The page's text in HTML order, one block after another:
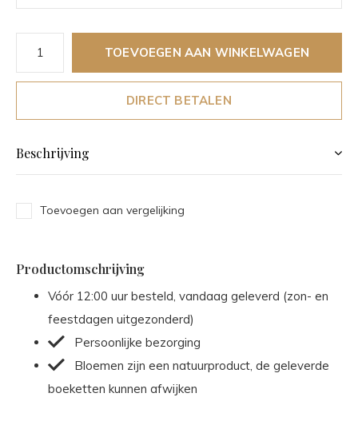
TOEVOEGEN AAN WINKELWAGEN
DIRECT BETALEN
Beschrijving
Toevoegen aan vergelijking
Productomschrijving
Vóór 12:00 uur besteld, vandaag geleverd (zon- en
feestdagen uitgezonderd)
Persoonlijke bezorging
Bloemen zijn een natuurproduct, de geleverde
boeketten kunnen afwijken